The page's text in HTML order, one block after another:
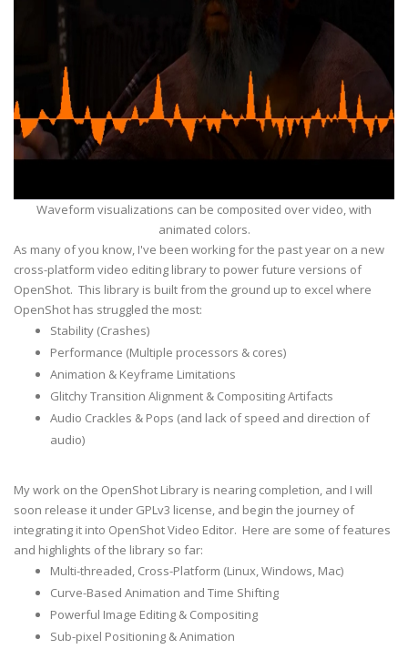
Waveform visualizations can be composited over video, with
animated colors.
As many of you know, I've been working for the past year on a new
cross-platform video editing library to power future versions of
OpenShot. This library is built from the ground up to excel where
OpenShot has struggled the most:
Stability (Crashes)
Performance (Multiple processors & cores)
Animation & Keyframe Limitations
Glitchy Transition Alignment & Compositing Artifacts
Audio Crackles & Pops (and lack of speed and direction of
audio)
My work on the OpenShot Library is nearing completion, and I will
soon release it under GPLv3 license, and begin the journey of
integrating it into OpenShot Video Editor. Here are some of features
and highlights of the library so far:
Multi-threaded, Cross-Platform (Linux, Windows, Mac)
Curve-Based Animation and Time Shifting
Powerful Image Editing & Compositing
Sub-pixel Positioning & Animation